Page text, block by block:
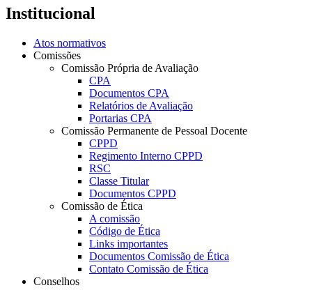
Institucional
Atos normativos
Comissões
Comissão Própria de Avaliação
CPA
Documentos CPA
Relatórios de Avaliação
Portarias CPA
Comissão Permanente de Pessoal Docente
CPPD
Regimento Interno CPPD
RSC
Classe Titular
Documentos CPPD
Comissão de Ética
A comissão
Código de Ética
Links importantes
Documentos Comissão de Ética
Contato Comissão de Ética
Conselhos